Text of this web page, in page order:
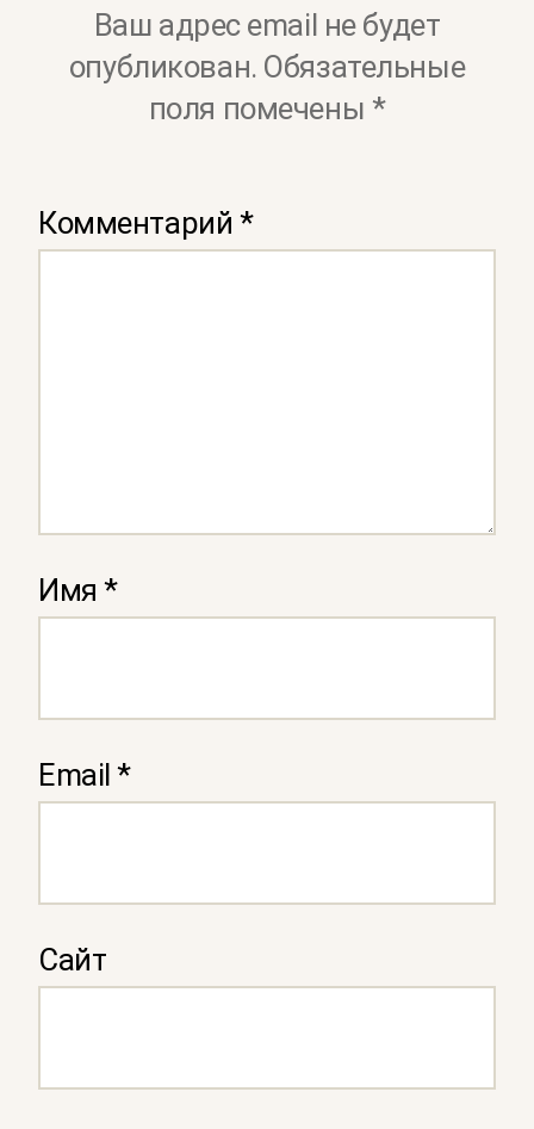
Ваш адрес email не будет
опубликован. Обязательные
поля помечены *
Комментарий *
Имя*
Email*
Сайт